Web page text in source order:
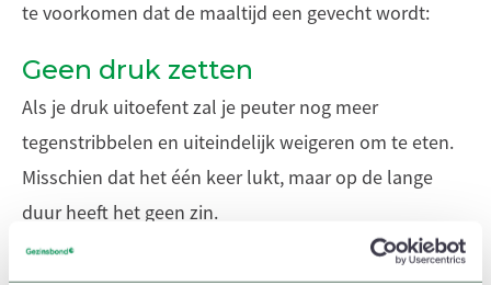
te voorkomen dat de maaltijd een gevecht wordt:
Geen druk zetten
Als je druk uitoefent zal je peuter nog meer
tegenstribbelen en uiteindelijk weigeren om te eten.
Misschien dat het één keer lukt, maar op de lange
duur heeft het geen zin.
Een maaltijd moet vooral ontspannend en leuk zijn,